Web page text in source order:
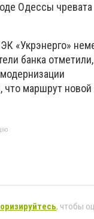
Одессы чревата
«Укрэнерго»
банка
что маршрут
, чтобы